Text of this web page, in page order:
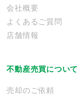
会社概要
よくあるご質問
店舗情報
不動産売買について
売却のご依頼